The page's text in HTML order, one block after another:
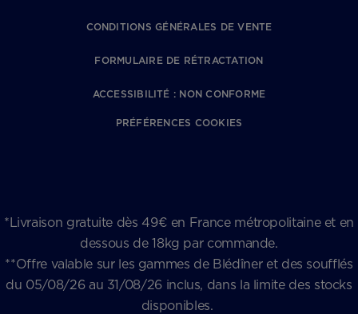
CONDITIONS GÉNÉRALES DE VENTE
FORMULAIRE DE RÉTRACTATION
ACCESSIBILITÉ : NON CONFORME
PRÉFÉRENCES COOKIES
*Livraison gratuite dès 49€ en France métropolitaine et en
dessous de 18kg par commande.
**Offre valable sur les gammes de Blédîner et des soufflés
du 05/08/26 au 31/08/26 inclus, dans la limite des stocks
disponibles.